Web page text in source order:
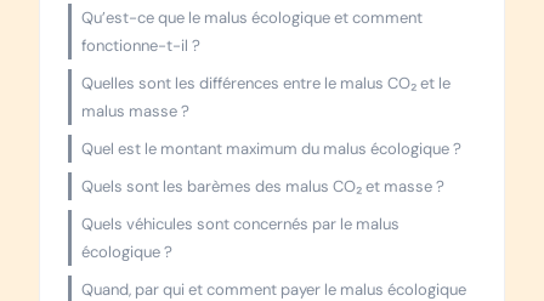
Qu’est-ce que le malus écologique et comment
fonctionne-t-il ?
Quelles sont les différences entre le malus CO₂ et le
malus masse ?
Quel est le montant maximum du malus écologique ?
Quels sont les barèmes des malus CO₂ et masse ?
Quels véhicules sont concernés par le malus
écologique ?
Quand, par qui et comment payer le malus écologique